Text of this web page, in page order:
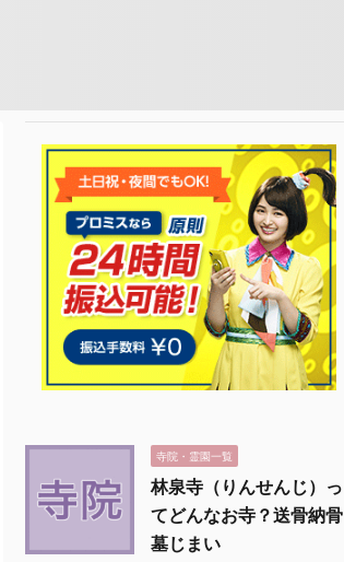
寺院・霊園一覧
林泉寺（りんせんじ）っ
てどんなお寺？送骨納骨
墓じまい